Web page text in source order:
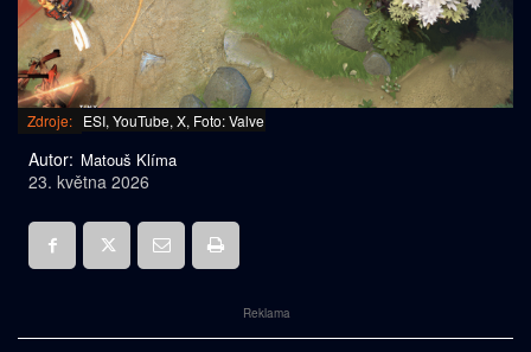
Zdroje: ESI, YouTube, X, Foto: Valve
Autor: Matouš Klíma
23. května 2026
Reklama